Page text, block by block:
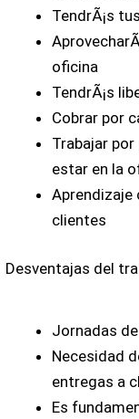
TendrÃ¡s
oficina
TendrÃ¡s
Cobrar por
Trabajar
estar en la
clientes
Desventajas del
Jornadas
Necesidad
entregas a
Es